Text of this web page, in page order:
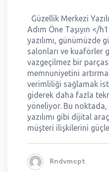
Güzellik Merkezi
Adım Öne Taşıyın </
yazılımı, günümüzde
salonları ve kuaförler
vazgeçilmez bir
memnuniyetini
verimliliği sağlamak
giderek daha fazla
yöneliyor. Bu noktada,
yazılımı gibi dijital
müşteri ilişkilerini
Rndvmcpt